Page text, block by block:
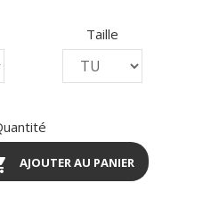
Taille
AJOUTER AU PANIER